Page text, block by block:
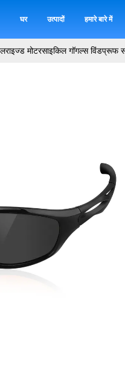
घर उत्पादों हमारे बारे में
मोटरसाइकिल गॉगल्स विंडप्रूफ